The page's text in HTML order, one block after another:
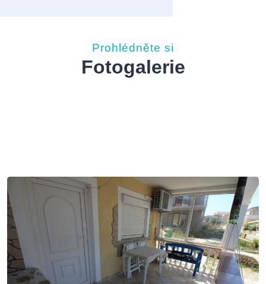
Prohlédněte si
Fotogalerie